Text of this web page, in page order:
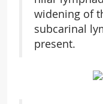
widening of
subcarinal
present.